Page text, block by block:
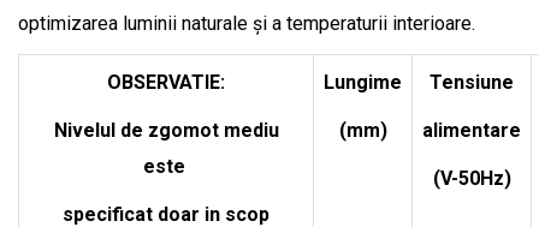
optimizarea luminii naturale și a temperaturii interioare.
OBSERVATIE:
Nivelul de zgomot mediu
este
specificat doar in scop
Lungime
(mm)
Tensiune
alimentare
(V-50Hz)